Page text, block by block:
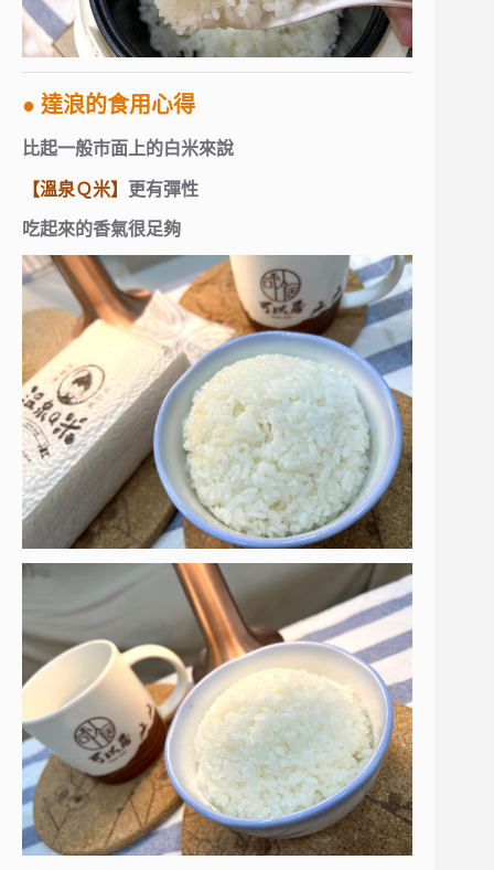
● 達浪的食用心得
比起一般市面上的白米來說
【溫泉Ｑ米】 更有彈性
吃起來的香氣很足夠